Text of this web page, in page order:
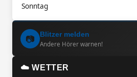
Sonntag
📷 Blitzer melden
Andere Hörer warnen!
☁️ WETTER